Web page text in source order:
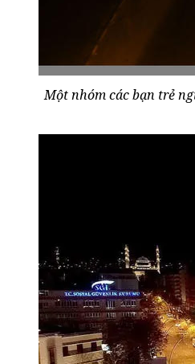
Một nhóm các bạn trẻ